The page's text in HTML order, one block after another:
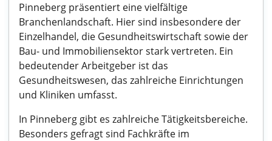
Pinneberg präsentiert eine vielfältige
Branchenlandschaft. Hier sind insbesondere der
Einzelhandel, die Gesundheitswirtschaft sowie der
Bau- und Immobiliensektor stark vertreten. Ein
bedeutender Arbeitgeber ist das
Gesundheitswesen, das zahlreiche Einrichtungen
und Kliniken umfasst.
In Pinneberg gibt es zahlreiche Tätigkeitsbereiche.
Besonders gefragt sind Fachkräfte im